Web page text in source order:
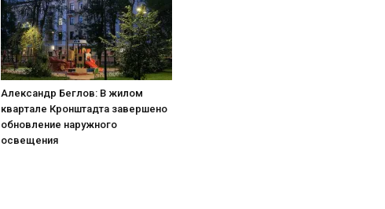
Александр Беглов: В жилом
квартале Кронштадта завершено
обновление наружного
освещения